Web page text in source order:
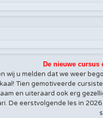
De nieuwe cursus
wij u melden dat we weer
Tien gemotiveerde
en uiteraard ook erg
De eerstvolgende les in